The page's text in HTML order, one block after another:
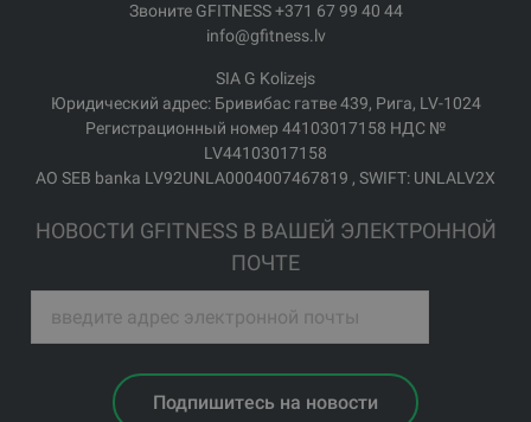
Звоните GFITNESS +371 67 99 40 44
info@gfitness.lv
SIA G Kolizejs
Юридический адрес: Бривибас гатве 439, Рига, LV-1024
Регистрационный номер 44103017158 НДС №
LV44103017158
АО SEB banka LV92UNLA0004007467819 , SWIFT: UNLALV2X
НОВОСТИ GFITNESS В ВАШЕЙ ЭЛЕКТРОННОЙ
ПОЧТЕ
Подпишитесь на новости